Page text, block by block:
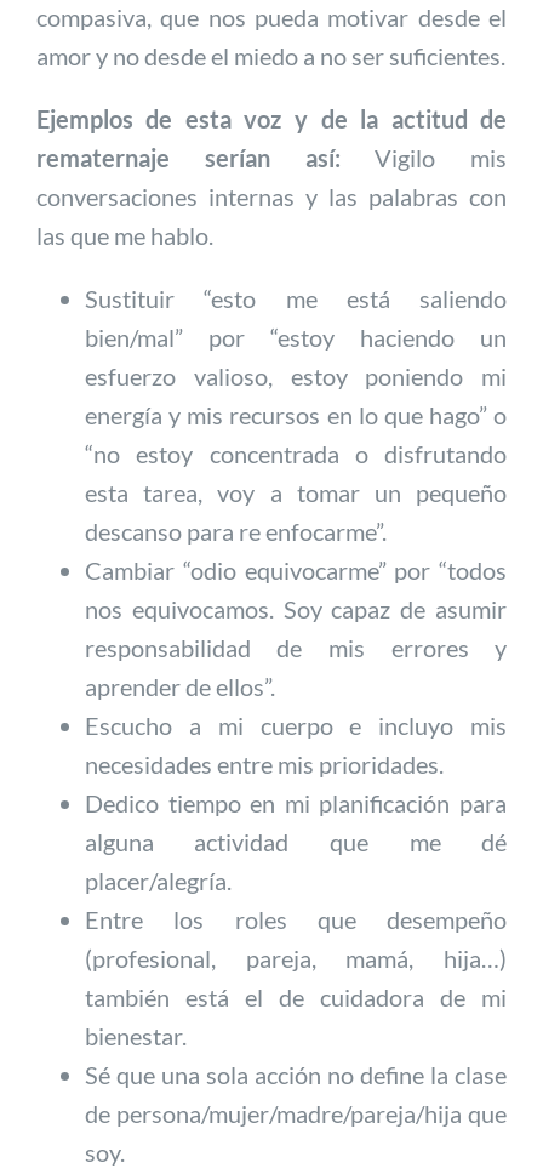
compasiva, que nos pueda motivar desde el
amor y no desde el miedo a no ser suficientes.
Ejemplos de esta voz y de la actitud de
rematernaje serían así:Vigilo mis
conversaciones internas y las palabras con
las que me hablo.
Sustituir “esto me está saliendo
bien/mal” por “estoy haciendo un
esfuerzo valioso, estoy poniendo mi
energía y mis recursos en lo que hago” o
“no estoy concentrada o disfrutando
esta tarea, voy a tomar un pequeño
descanso para re enfocarme”.
Cambiar “odio equivocarme” por “todos
nos equivocamos. Soy capaz de asumir
responsabilidad de mis errores y
aprender de ellos”.
Escucho a mi cuerpo e incluyo mis
necesidades entre mis prioridades.
Dedico tiempo en mi planificación para
alguna actividad que me dé
placer/alegría.
Entre los roles que desempeño
(profesional, pareja, mamá, hija…)
también está el de cuidadora de mi
bienestar.
Sé que una sola acción no define la clase
de persona/mujer/madre/pareja/hija que
soy.